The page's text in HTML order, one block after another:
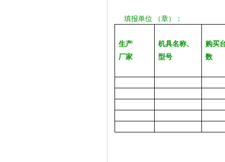
填报单位 （章）：
生产
厂家
机具名称、
型号
购买
数